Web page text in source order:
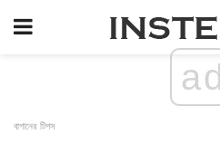
বাগানের টিপস